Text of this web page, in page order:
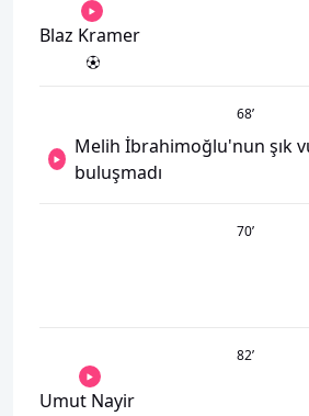
Blaz Kramer
68’
Melih İbrahimoğlu'nun şık
buluşmadı
70’
82’
Umut Nayir